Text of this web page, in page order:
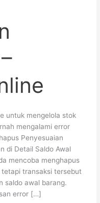
untuk mengelola stok
mengalami error
Penyesuaian
di Detail Saldo Awal
mencoba menghapus
transaksi tersebut
saldo awal barang.
error […]